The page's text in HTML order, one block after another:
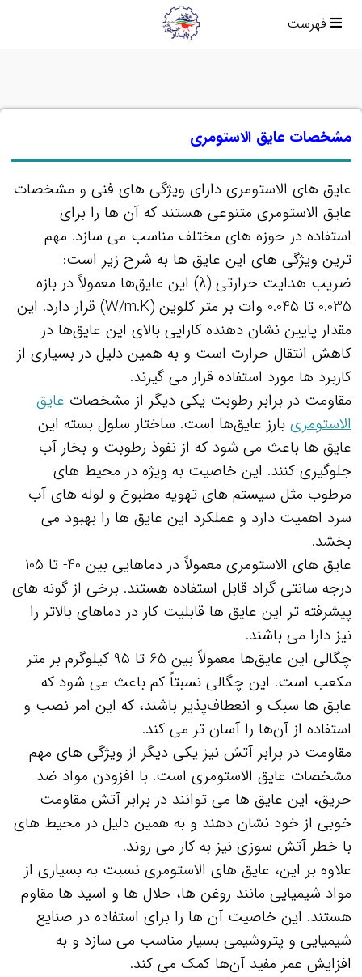
فهرست
مشخصات عایق الاستومری
عایق‌ های الاستومری دارای ویژگی‌ های فنی و مشخصات
عایق الاستومری متنوعی هستند که آن‌ ها را برای
استفاده در حوزه‌ های مختلف مناسب می‌ سازد. مهم‌
ترین ویژگی‌ های این عایق‌ ها به شرح زیر است:
ضریب هدایت حرارتی (λ) این عایق‌ها معمولاً در بازه
0.035 تا 0.045 وات بر متر کلوین (W/m.K) قرار دارد. این
مقدار پایین نشان‌ دهنده کارایی بالای این عایق‌ها در
کاهش انتقال حرارت است و به همین دلیل در بسیاری از
کاربرد ها مورد استفاده قرار می‌ گیرند.
مقاومت در برابر رطوبت یکی دیگر از مشخصاتعایق
الاستومری بارز عایق‌ها است. ساختار سلول بسته این
عایق‌ ها باعث می‌ شود که از نفوذ رطوبت و بخار آب
جلوگیری کنند. این خاصیت به ویژه در محیط‌ های
مرطوب مثل سیستم‌ های تهویه مطبوع و لوله‌ های آب
سرد اهمیت دارد و عملکرد این عایق‌ ها را بهبود می‌
بخشد.
عایق‌ های الاستومری معمولاً در دماهایی بین 40- تا 105
درجه سانتی‌ گراد قابل استفاده هستند. برخی از گونه‌ های
پیشرفته‌ تر این عایق‌ ها قابلیت کار در دماهای بالاتر را
نیز دارا می‌ باشند.
چگالی این عایق‌ها معمولاً بین 65 تا 95 کیلوگرم بر متر
مکعب است. این چگالی نسبتاً کم باعث می‌ شود که
عایق‌ ها سبک و انعطاف‌پذیر باشند، که این امر نصب و
استفاده از آن‌ها را آسان‌ تر می‌ کند.
مقاومت در برابر آتش نیز یکی دیگر از ویژگی‌ های مهم
مشخصات عایق الاستومری است. با افزودن مواد ضد
حریق، این عایق‌ ها می‌ توانند در برابر آتش مقاومت
خوبی از خود نشان دهند و به همین دلیل در محیط‌ های
با خطر آتش‌ سوزی نیز به کار می‌ روند.
علاوه بر این، عایق‌ های الاستومری نسبت به بسیاری از
مواد شیمیایی مانند روغن‌ ها، حلال‌ ها و اسید ها مقاوم
هستند. این خاصیت آن‌ ها را برای استفاده در صنایع
شیمیایی و پتروشیمی بسیار مناسب می‌ سازد و به
افزایش عمر مفید آن‌ها کمک می‌ کند.